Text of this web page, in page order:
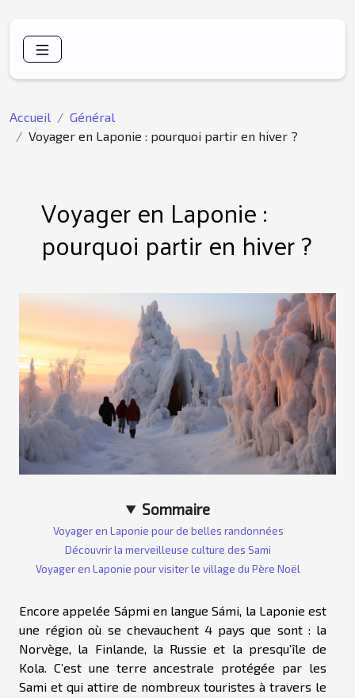
Accueil
Général
Voyager en Laponie : pourquoi partir en hiver ?
Voyager en Laponie :
pourquoi partir en hiver ?
Sommaire
Voyager en Laponie pour de belles randonnées
Découvrir la merveilleuse culture des Sami
Voyager en Laponie pour visiter le village du Père Noël
Encore appelée Sápmi en langue Sámi, la Laponie est
une région où se chevauchent 4 pays que sont : la
Norvège, la Finlande, la Russie et la presqu’île de
Kola. C’est une terre ancestrale protégée par les
Sami et qui attire de nombreux touristes à travers le